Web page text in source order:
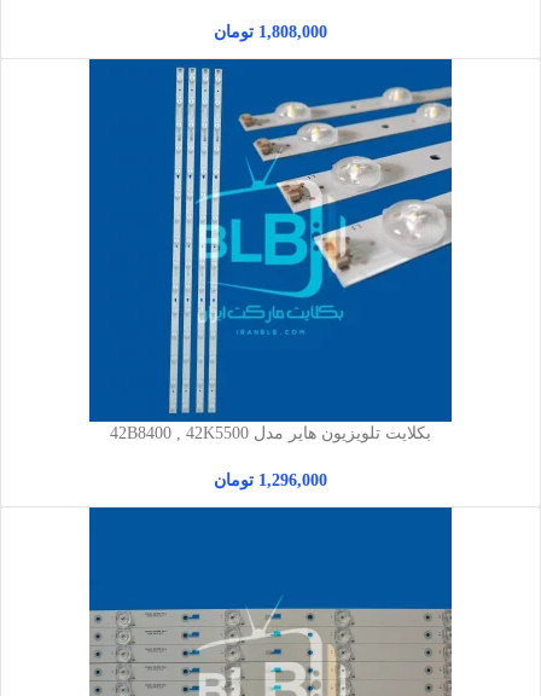
1,808,000 تومان
بکلایت تلویزیون هایر مدل 42B8400 , 42K5500
1,296,000 تومان